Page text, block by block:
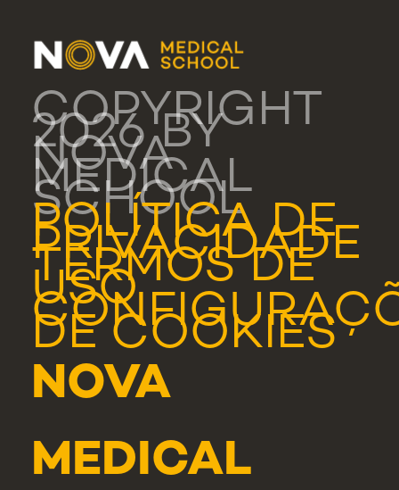
COPYRIGHT
2026 BY
NOVA
MEDICAL
SCHOOL
POLÍTICA DE
PRIVACIDADE
TERMOS DE
USO
DE COOKIES
NOVA
MEDICAL